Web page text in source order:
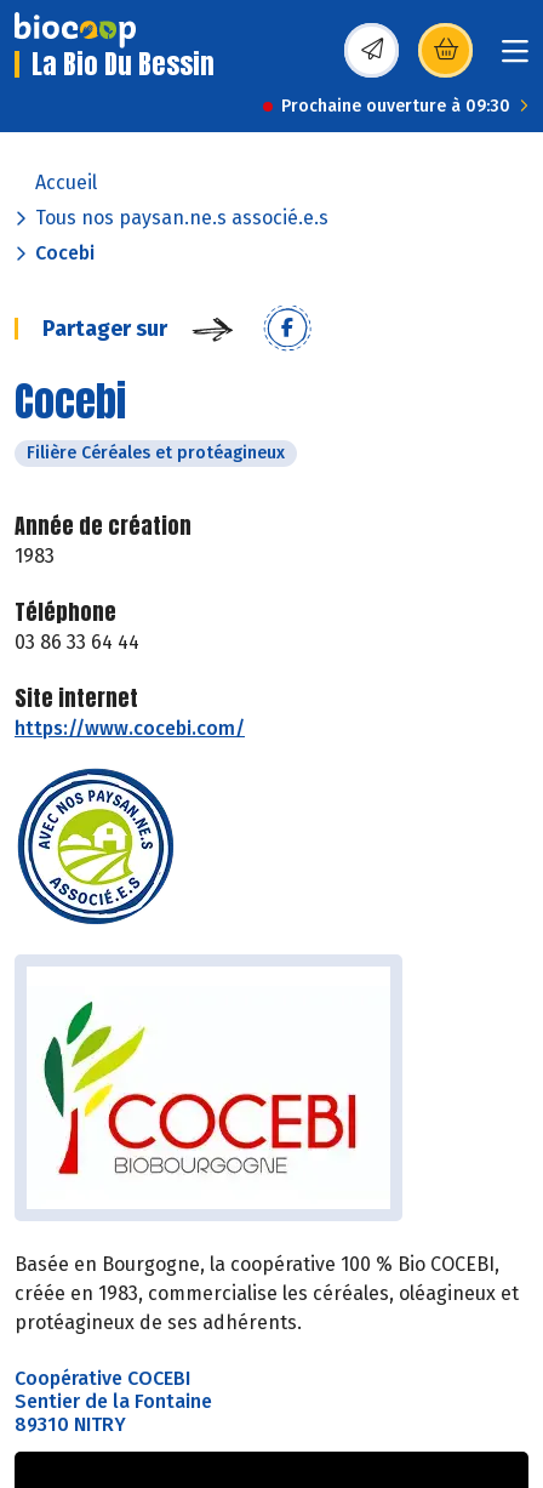
La Bio Du Bessin (s’ouvre dans une
Prochaine ouverture à 09:30
Accueil
Tous nos paysan.ne.s associé.e.s
Cocebi
Partager sur
Cocebi
Filière Céréales et protéagineux
Année de création
1983
Téléphone
03 86 33 64 44
Site internet
https://www.cocebi.com/
Basée en Bourgogne, la coopérative 100 % Bio COCEBI,
créée en 1983, commercialise les céréales, oléagineux et
protéagineux de ses adhérents.
Coopérative COCEBI
Sentier de la Fontaine
89310 NITRY